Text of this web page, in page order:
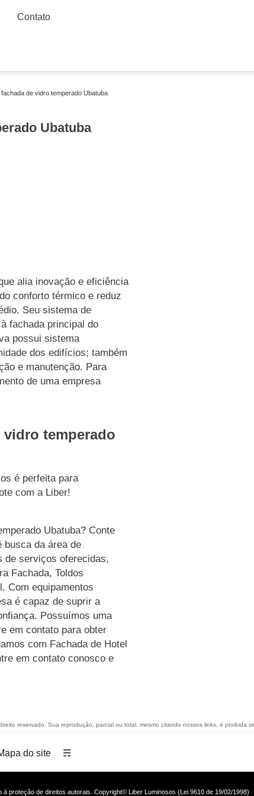
Contato
de vidro temperado Ubatuba
Ubatuba
alia inovação e eficiência
conforto térmico e reduz
Seu sistema de
fachada principal do
possui sistema
dos edifícios; também
e manutenção. Para
de uma empresa
temperado
é perfeita para
com a Liber!
Ubatuba? Conte
busca da área de
de serviços oferecidas,
Fachada, Toldos
Com equipamentos
é capaz de suprir a
Possuímos uma
em contato para obter
com Fachada de Hotel
em contato conosco e
reservado. Sua reprodução, parcial ou total, mesmo citando nossos links, é proibida
do site ☴
à proteção de direitos autorais. Copyright© Liber Luminosos (Lei 9610 de 19/02/1998)